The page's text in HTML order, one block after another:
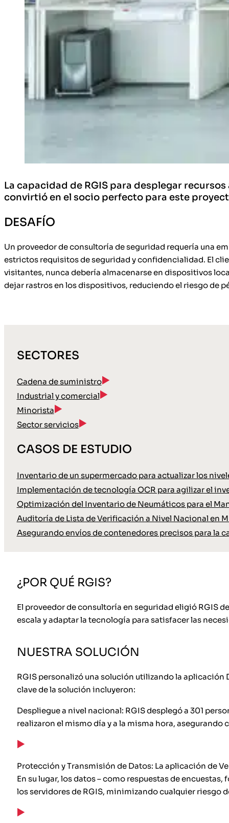
La capacidad de RGIS para desplegar
convirtió en el socio perfecto para este
DESAFÍO
Un proveedor de consultoría de seguridad requería una
estrictos requisitos de seguridad y confidencialidad. El
visitantes, nunca debería almacenarse en dispositivos
dejar rastros en los dispositivos, reduciendo el riesgo de
SECTORES
Cadena de suministro
Industrial y comercial
Minorista
Sector servicios
CASOS DE ESTUDIO
Inventario de un supermercado para actualizar los
Implementación de tecnología OCR para agilizar el
Optimización del Inventario de Neumáticos para el
Auditoría de Lista de Verificación a Nivel Nacional en
Asegurando envíos de contenedores precisos para la
¿POR QUÉ RGIS?
El proveedor de consultoría en seguridad eligió RGIS
escala y adaptar la tecnología para satisfacer las
NUESTRA SOLUCIÓN
RGIS personalizó una solución utilizando la
clave de la solución incluyeron:
Despliegue a nivel nacional: RGIS desplegó a 301
realizaron el mismo día y a la misma hora,
Protección y Transmisión de Datos: La aplicación de
En su lugar, los datos – como respuestas de
los servidores de RGIS, minimizando cualquier riesgo